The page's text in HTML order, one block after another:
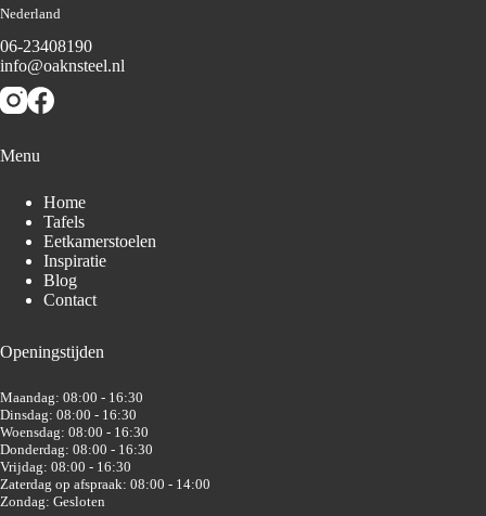
Nederland
06-23408190
info@oaknsteel.nl
Menu
Home
Tafels
Eetkamerstoelen
Inspiratie
Blog
Contact
Openingstijden
Maandag: 08:00 - 16:30
Dinsdag: 08:00 - 16:30
Woensdag: 08:00 - 16:30
Donderdag: 08:00 - 16:30
Vrijdag: 08:00 - 16:30
Zaterdag op afspraak: 08:00 - 14:00
Zondag: Gesloten